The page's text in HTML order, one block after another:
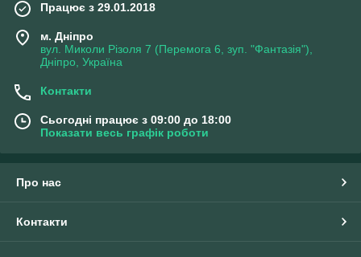
Працює з 29.01.2018
м. Дніпро
вул. Миколи Різоля 7 (Перемога 6, зуп. "Фантазія"),
Дніпро, Україна
Контакти
Сьогодні працює з 09:00 до 18:00
Показати весь графік роботи
Про нас
Контакти